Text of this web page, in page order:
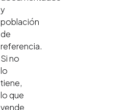
y
población
de
referencia.
Si no
lo
tiene,
lo que
vende